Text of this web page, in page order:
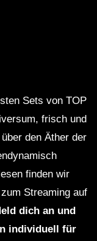
Podcast
064
003 ||
44 By Klaüs.
Sets von TOP
frisch und
den Äther der
finden wir
Streaming auf
dich an und
individuell für